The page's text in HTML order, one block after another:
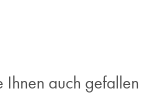
Ihnen auch gefallen